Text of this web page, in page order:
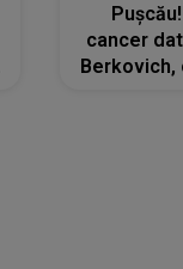
cancer
Berkovich,